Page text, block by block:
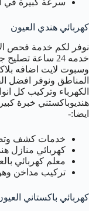
سرعة كبيرة في
كهربائي هندي العيون
نوفر لكم خدمة فحص
خدمه 24 ساعة
المناطق ونوفر افضل
الكهرباء وتركيب كل
هنديوباكستني خبرة
ايضا:-
خدمات كشف
كهربائي منازل
معلم كهربائي
تركيب مداخن
كهربائي باكستاني